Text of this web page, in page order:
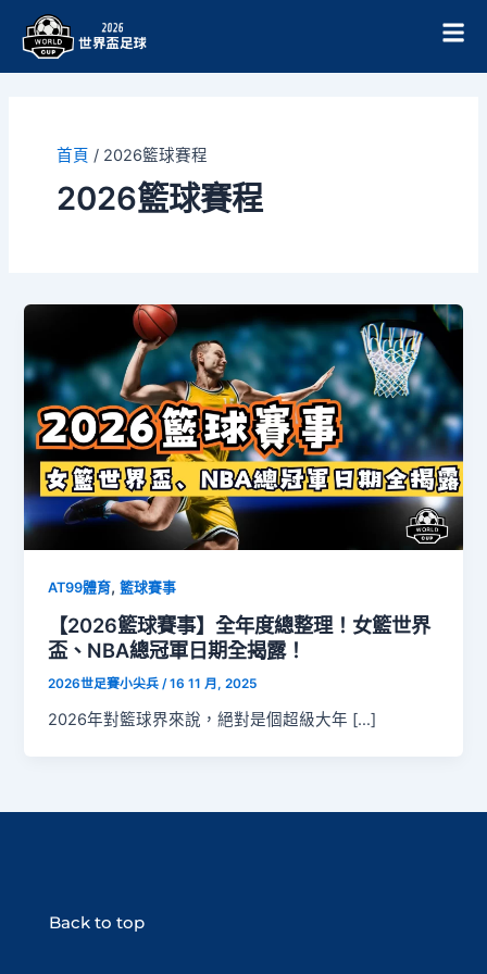
首頁 / 2026籃球賽程
2026籃球賽程
AT99體育,籃球賽事
【2026籃球賽事】全年度總整理！女籃世界
盃、NBA總冠軍日期全揭露！
2026世足賽小尖兵/16 11 月, 2025
2026年對籃球界來說，絕對是個超級大年 […]
Back to top